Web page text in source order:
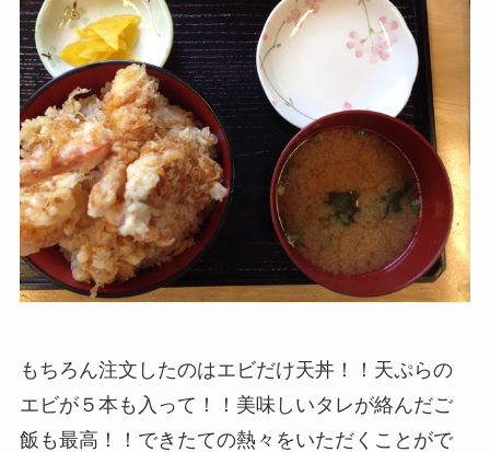
もちろん注文したのはエビだけ天丼！！天ぷらの
エビが５本も入って！！美味しいタレが絡んだご
飯も最高！！できたての熱々をいただくことがで